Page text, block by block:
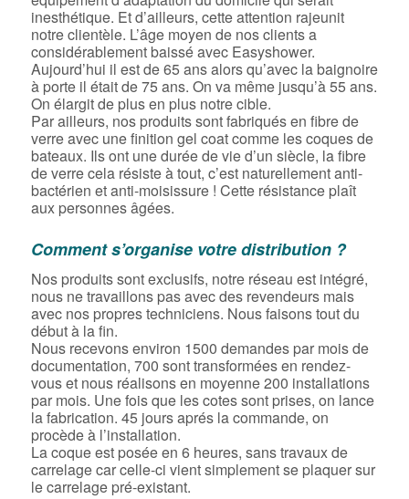
inesthétique. Et d’ailleurs, cette attention rajeunit
notre clientèle. L’âge moyen de nos clients a
considérablement baissé avec Easyshower.
Aujourd’hui il est de 65 ans alors qu’avec la baignoire
à porte il était de 75 ans. On va même jusqu’à 55 ans.
On élargit de plus en plus notre cible.
Par ailleurs, nos produits sont fabriqués en fibre de
verre avec une finition gel coat comme les coques de
bateaux. Ils ont une durée de vie d’un siècle, la fibre
de verre cela résiste à tout, c’est naturellement anti-
bactérien et anti-moisissure ! Cette résistance plaît
aux personnes âgées.
Comment s’organise votre distribution ?
Nos produits sont exclusifs, notre réseau est intégré,
nous ne travaillons pas avec des revendeurs mais
avec nos propres techniciens. Nous faisons tout du
début à la fin.
Nous recevons environ 1500 demandes par mois de
documentation, 700 sont transformées en rendez-
vous et nous réalisons en moyenne 200 installations
par mois. Une fois que les cotes sont prises, on lance
la fabrication. 45 jours aprés la commande, on
procède à l’installation.
La coque est posée en 6 heures, sans travaux de
carrelage car celle-ci vient simplement se plaquer sur
le carrelage pré-existant.